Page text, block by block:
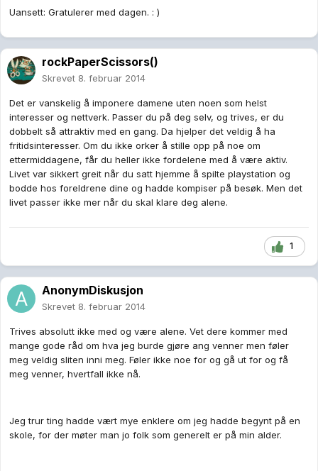
Uansett: Gratulerer med dagen. : )
rockPaperScissors()
Skrevet 8. februar 2014
Det er vanskelig å imponere damene uten noen som helst
interesser og nettverk. Passer du på deg selv, og trives, er du
dobbelt så attraktiv med en gang. Da hjelper det veldig å ha
fritidsinteresser. Om du ikke orker å stille opp på noe om
ettermiddagene, får du heller ikke fordelene med å være aktiv.
Livet var sikkert greit når du satt hjemme å spilte playstation og
bodde hos foreldrene dine og hadde kompiser på besøk. Men det
livet passer ikke mer når du skal klare deg alene.
1
AnonymDiskusjon
Skrevet 8. februar 2014
Trives absolutt ikke med og være alene. Vet dere kommer med
mange gode råd om hva jeg burde gjøre ang venner men føler
meg veldig sliten inni meg. Føler ikke noe for og gå ut for og få
meg venner, hvertfall ikke nå.
Jeg trur ting hadde vært mye enklere om jeg hadde begynt på en
skole, for der møter man jo folk som generelt er på min alder.